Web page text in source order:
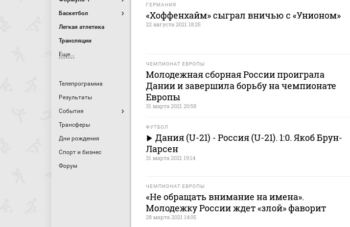
Баскетбол
Легкая атлетика
Трансляции
Еще...
Телепрограмма
Результаты
События
Трансферы
Дни рождения
Спорт и бизнес
Форум
ГЕРМАНИЯ
«Хоффенхайм» сыграл вничью с «Унионом»
22 августа 2021 18:25
ЧЕМПИОНАТ ЕВРОПЫ
Молодежная сборная России проиграла
Дании и завершила борьбу на чемпионате
Европы
31 марта 2021 20:58
ФУТБОЛ
Дания (U-21) - Россия (U-21). 1:0. Якоб Брун-
Ларсен
31 марта 2021 19:14
ЧЕМПИОНАТ ЕВРОПЫ
«Не обращать внимание на имена».
Молодежку России ждет «злой» фаворит
28 марта 2021 14:05